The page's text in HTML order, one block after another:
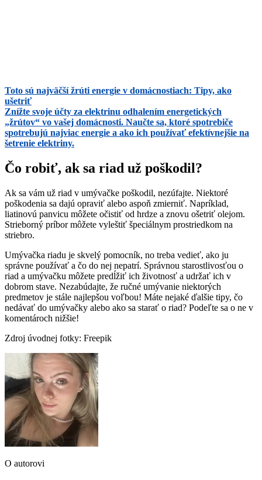
Toto sú najväčší žrúti energie v domácnostiach: Tipy, ako
ušetriť
Znížte svoje účty za elektrinu odhalením energetických
„žrútov“ vo vašej domácnosti. Naučte sa, ktoré spotrebiče
spotrebujú najviac energie a ako ich používať efektívnejšie na
šetrenie elektriny.
Čo robiť, ak sa riad už poškodil?
Ak sa vám už riad v umývačke poškodil, nezúfajte. Niektoré
poškodenia sa dajú opraviť alebo aspoň zmierniť. Napríklad,
liatinovú panvicu môžete očistiť od hrdze a znovu ošetriť olejom.
Strieborný príbor môžete vyleštiť špeciálnym prostriedkom na
striebro.
Umývačka riadu je skvelý pomocník, no treba vedieť, ako ju
správne používať a čo do nej nepatrí. Správnou starostlivosťou o
riad a umývačku môžete predĺžiť ich životnosť a udržať ich v
dobrom stave. Nezabúdajte, že ručné umývanie niektorých
predmetov je stále najlepšou voľbou! Máte nejaké ďalšie tipy, čo
nedávať do umývačky alebo ako sa starať o riad? Podeľte sa o ne v
komentároch nižšie!
Zdroj úvodnej fotky: Freepik
O autorovi